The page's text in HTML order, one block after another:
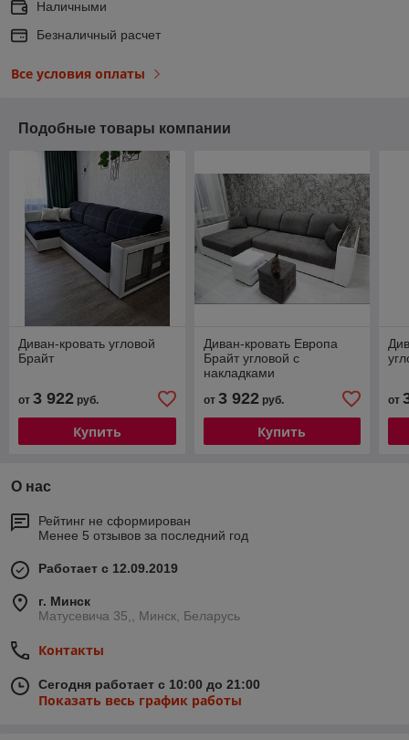
Наличными
Безналичный расчет
Все условия оплаты
Подобные товары компании
Диван-кровать угловой
Брайт
от 3 922 руб.
Купить
Диван-кровать Европа
Брайт угловой с
накладками
от 3 922руб.
Купить
от
О нас
Рейтинг не сформирован
Менее 5 отзывов за последний год
Работает с 12.09.2019
г. Минск
Матусевича 35,, Минск, Беларусь
Контакты
Сегодня работает с 10:00 до 21:00
Показать весь график работы